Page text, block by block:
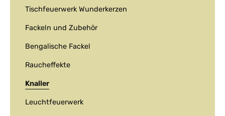
Tischfeuerwerk Wunderkerzen
Fackeln und Zubehör
Bengalische Fackel
Raucheffekte
Knaller
Leuchtfeuerwerk